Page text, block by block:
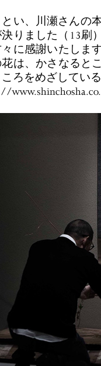
い、川瀬さんの
決りました（13刷
に感謝いたしま
花は、かさなると
ころをめざしてい